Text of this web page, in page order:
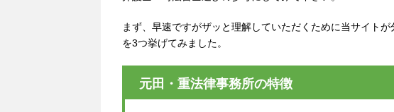
まず、早速ですがザッと理解していただくために当サイト
を3つ挙げてみました。
元田・重法律事務所の特徴